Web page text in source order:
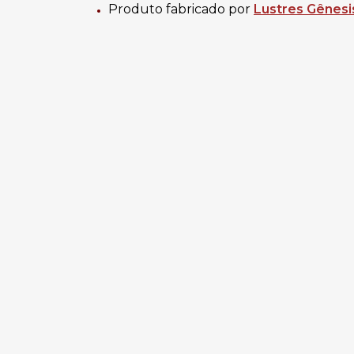
Produto fabricado por Lustres